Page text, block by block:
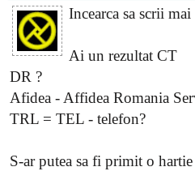
Incearca sa scrii
Ai un rezultat CT
DR ?
Afidea - Affidea Romania
TRL = TEL - telefon?
S-ar putea sa fi primit o